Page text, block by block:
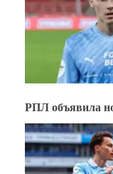
РПЛ объявила